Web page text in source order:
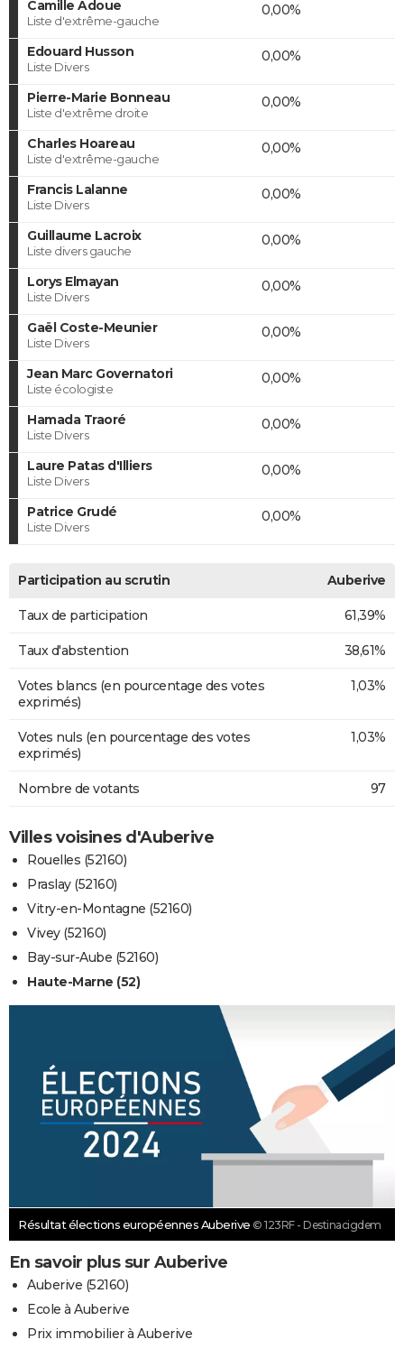
Camille Adoue
Liste d'extrême-gauche
0,00%
Edouard Husson
Liste Divers
0,00%
Pierre-Marie Bonneau
Liste d'extrême droite
0,00%
Charles Hoareau
Liste d'extrême-gauche
0,00%
Francis Lalanne
Liste Divers
0,00%
Guillaume Lacroix
Liste divers gauche
0,00%
Lorys Elmayan
Liste Divers
0,00%
Gaël Coste-Meunier
Liste Divers
0,00%
Jean Marc Governatori
Liste écologiste
0,00%
Hamada Traoré
Liste Divers
0,00%
Laure Patas d'Illiers
Liste Divers
0,00%
Patrice Grudé
Liste Divers
0,00%
Participation au scrutin Auberive
Taux de participation 61,39%
Taux d'abstention 38,61%
Votes blancs (en pourcentage des votes
exprimés)
1,03%
Votes nuls (en pourcentage des votes
exprimés)
1,03%
Nombre de votants 97
Villes voisines d'Auberive
Rouelles (52160)
Praslay (52160)
Vitry-en-Montagne (52160)
Vivey (52160)
Bay-sur-Aube (52160)
Haute-Marne (52)
Résultat élections européennes Auberive © 123RF - Destinacigdem
En savoir plus sur Auberive
Auberive (52160)
Ecole à Auberive
Prix immobilier à Auberive